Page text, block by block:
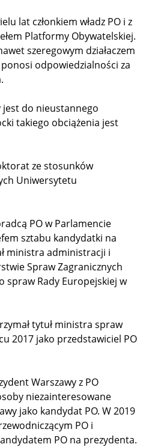
lat członkiem władz PO i z
Platformy Obywatelskiej.
szeregowym działaczem
ponosi odpowiedzialności za
jest do nieustannego
takiego obciążenia jest
ze stosunków
Uniwersytetu
PO w Parlamencie
sztabu kandydatki na
ministra administracji i
Spraw Zagranicznych
spraw Rady Europejskiej w
tytuł ministra spraw
2017 jako przedstawiciel PO
Warszawy z PO
niezainteresowane
jako kandydat PO. W 2019
PO i
PO na prezydenta.